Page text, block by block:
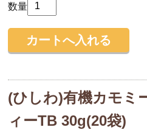
数量
(ひしわ)有機カモミ
ィーTB 30g(20袋)